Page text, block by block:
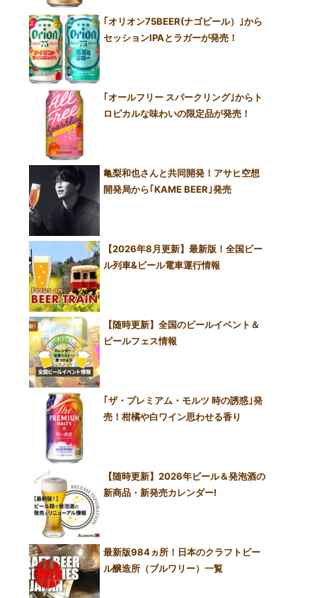
｢オリオン75BEER(ナゴビール）｣から
セッションIPAとラガーが発売！
｢オールフリー スパークリング｣からト
ロピカルな味わいの限定品が発売！
亀梨和也さんと共同開発！アサヒ空想
開発局から｢KAME BEER｣発売
【2026年8月更新】最新版！全国ビー
ル列車&ビール電車運行情報
【随時更新】全国のビールイベント＆
ビールフェス情報
｢ザ・プレミアム・モルツ 時の誘惑｣発
売！柑橘や白ワイン思わせる香り
【随時更新】2026年ビール＆発泡酒の
新商品・新発売カレンダー!
最新版984ヵ所！日本のクラフトビー
ル醸造所（ブルワリー）一覧